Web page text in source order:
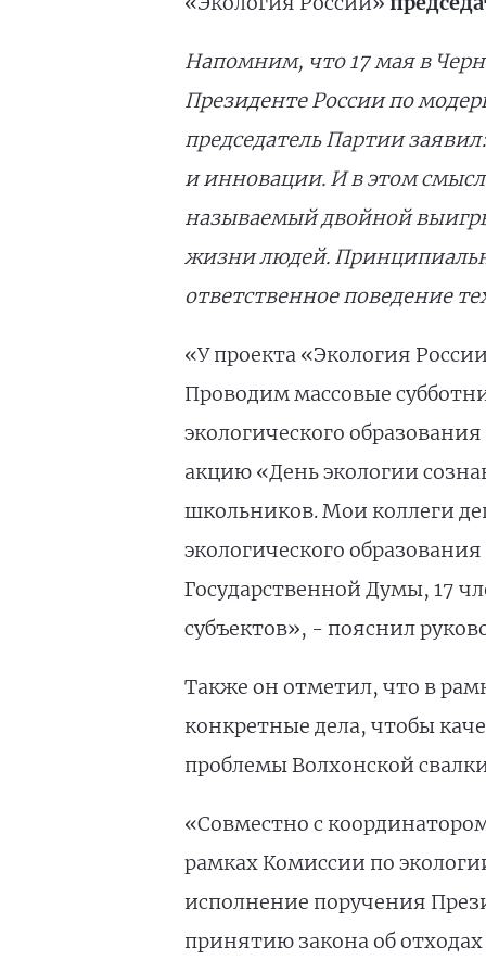
Напомним, что 17 мая в
Президенте России по
председатель Партии
и инновации. И в этом
называемый двойной
жизни людей.
ответственное поведение
«У проекта «Экология
Проводим массовые
экологического
акцию «День экологии
школьников. Мои коллеги
экологического
Государственной Думы, 17
субъектов», - пояснил
Также он отметил, что в
конкретные дела, чтобы
проблемы Волхонской
«Совместно с
рамках Комиссии по
исполнение поручения
принятию закона об отходах